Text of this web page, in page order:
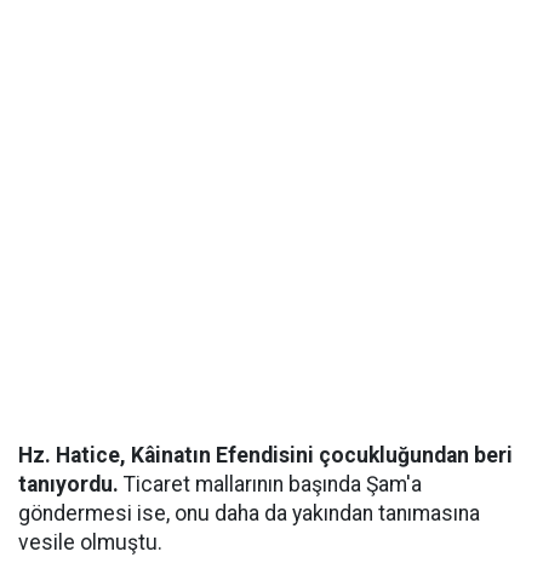
Hz. Hatice, Kâinatın Efendisini çocukluğundan beri
tanıyordu. Ticaret mallarının başında Şam'a
göndermesi ise, onu daha da yakından tanımasına
vesile olmuştu.